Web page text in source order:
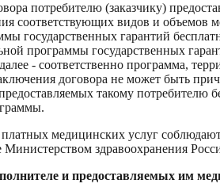
потребителю (заказчику)
соответствующих видов и объемов
государственных гарантий
программы государственных
- соответственно программа,
договора не может быть
такому потребителю
медицинских услуг
здравоохранения
и предоставляемых им